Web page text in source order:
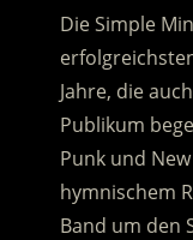
Die Simple
Jahre, die
Publikum
Punk und
hymnischem
Band um den